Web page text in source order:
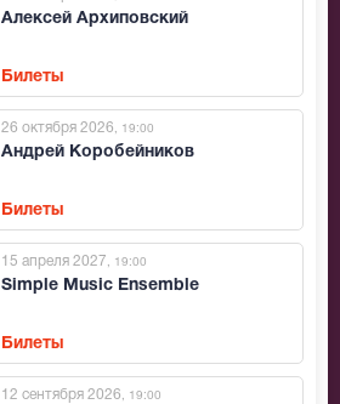
Алексей Архиповский
Билеты
Андрей Коробейников
26 октября 2026 , 19:00
Билеты
Simple Music Ensemble
15 апреля 2027 , 19:00
Билеты
12 сентября 2026 , 19:00